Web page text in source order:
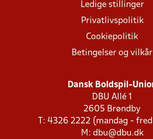
Ledige stillinger
Privatlivspolitik
Cookiepolitik
Betingelser og vilkår
Dansk Boldspil-
DBU Allé 1
2605 Brøndby
T: 4326 2222 (mandag -
M: dbu@dbu.dk